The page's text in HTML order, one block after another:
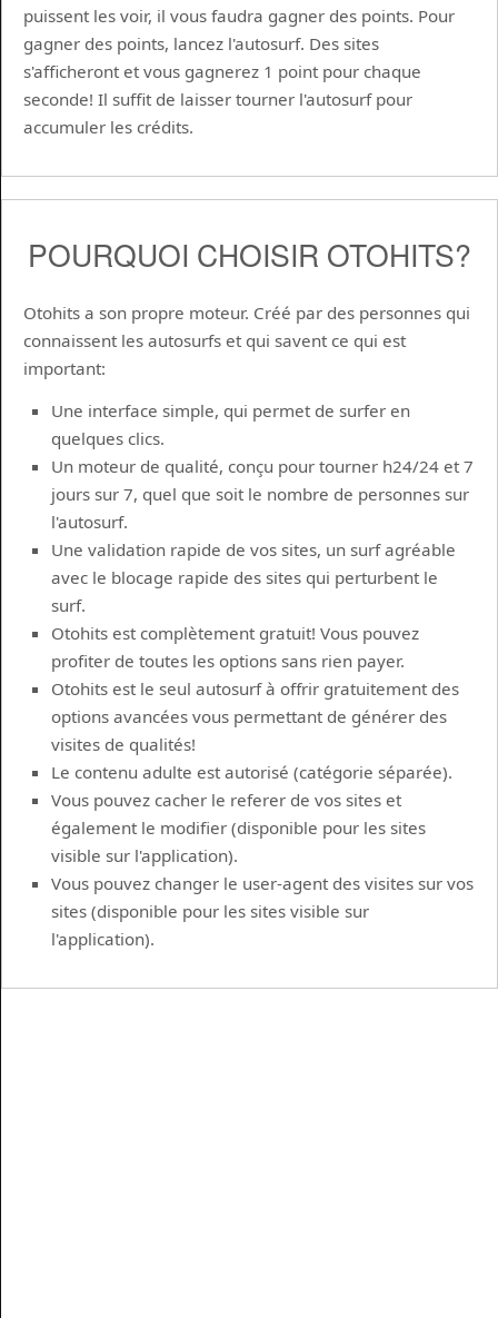
puissent les voir, il vous faudra gagner des points. Pour
gagner des points, lancez l'autosurf. Des sites
s'afficheront et vous gagnerez 1 point pour chaque
seconde! Il suffit de laisser tourner l'autosurf pour
accumuler les crédits.
POURQUOI CHOISIR OTOHITS?
Otohits a son propre moteur. Créé par des personnes qui
connaissent les autosurfs et qui savent ce qui est
important:
Une interface simple, qui permet de surfer en
quelques clics.
Un moteur de qualité, conçu pour tourner h24/24 et 7
jours sur 7, quel que soit le nombre de personnes sur
l'autosurf.
Une validation rapide de vos sites, un surf agréable
avec le blocage rapide des sites qui perturbent le
surf.
Otohits est complètement gratuit! Vous pouvez
profiter de toutes les options sans rien payer.
Otohits est le seul autosurf à offrir gratuitement des
options avancées vous permettant de générer des
visites de qualités!
Le contenu adulte est autorisé (catégorie séparée).
Vous pouvez cacher le referer de vos sites et
également le modifier (disponible pour les sites
visible sur l'application).
Vous pouvez changer le user-agent des visites sur vos
sites (disponible pour les sites visible sur
l'application).